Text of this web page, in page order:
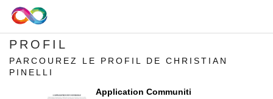
PROFIL
PARCOUREZ LE PROFIL DE CHRISTIAN
PINELLI
Application Communiti